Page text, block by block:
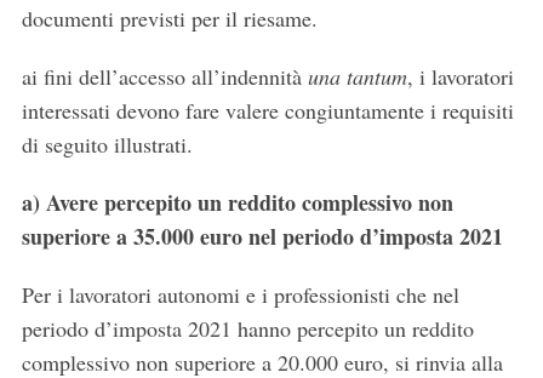
documenti previsti per il riesame.
ai fini dell’accesso all’indennità una tantum, i lavoratori
interessati devono fare valere congiuntamente i requisiti
di seguito illustrati.
a) Avere percepito un reddito complessivo non
superiore a 35.000 euro nel periodo d’imposta 2021
Per i lavoratori autonomi e i professionisti che nel
periodo d’imposta 2021 hanno percepito un reddito
complessivo non superiore a 20.000 euro, si rinvia alla